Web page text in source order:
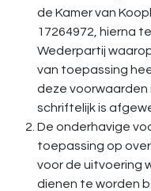
de Kamer van
17264972, hierna
Wederpartij
van toepassing
deze voorwaarden
schriftelijk is
De onderhavige
toepassing op
voor de uitvoering
dienen te worden